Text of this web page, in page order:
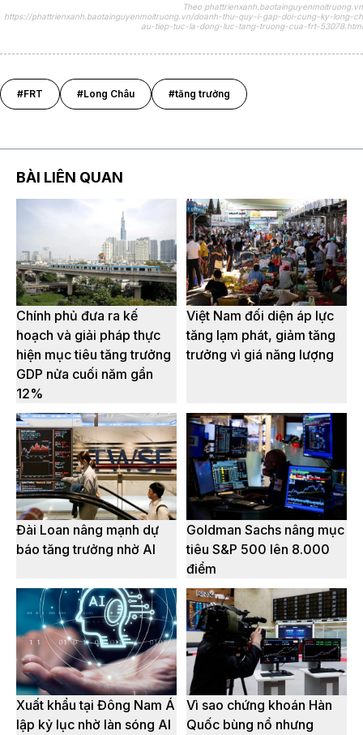
Theo phattrienxanh.baotainguyenmoitruong.vn
https://phattrienxanh.baotainguyenmoitruong.vn/doanh-thu-quy-i-gap-doi-cung-ky-long-ch
au-tiep-tuc-la-dong-luc-tang-truong-cua-frt-53078.html
#FRT #Long Châu #tăng trưởng
BÀI LIÊN QUAN
Chính phủ đưa ra kế
hoạch và giải pháp thực
hiện mục tiêu tăng trưởng
GDP nửa cuối năm gần
12%
Việt Nam đối diện áp lực
tăng lạm phát, giảm tăng
trưởng vì giá năng lượng
Đài Loan nâng mạnh dự
báo tăng trưởng nhờ AI
Goldman Sachs nâng mục
tiêu S&P 500 lên 8.000
điểm
Xuất khẩu tại Đông Nam Á
lập kỷ lục nhờ làn sóng AI
Vì sao chứng khoán Hàn
Quốc bùng nổ nhưng